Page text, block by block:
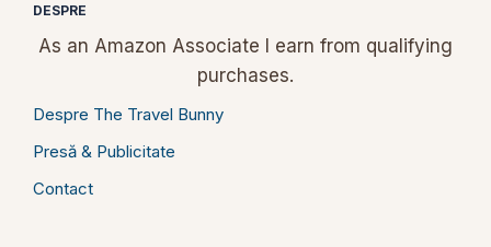
DESPRE
As an Amazon Associate I earn from qualifying
purchases.
Despre The Travel Bunny
Presă & Publicitate
Contact